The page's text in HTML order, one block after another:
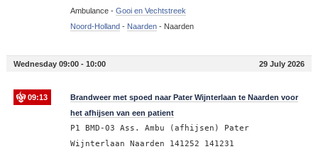
Ambulance - Gooi en Vechtstreek
Noord-Holland- Naarden- Naarden
Wednesday 09:00 - 10:00 29 July 2026
09:13
Brandweer met spoed naar Pater Wijnterlaan te Naarden voor
het afhijsen van een patient
P1 BMD-03 Ass. Ambu (afhijsen) Pater
Wijnterlaan Naarden 141252 141231